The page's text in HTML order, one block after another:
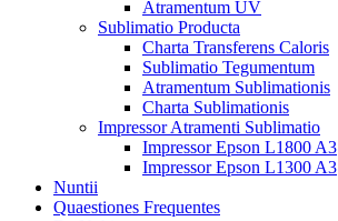
Atramentum UV
Sublimatio Producta
Charta Transferens Caloris
Sublimatio Tegumentum
Atramentum Sublimationis
Charta Sublimationis
Impressor Atramenti Sublimatio
Impressor Epson L1800 A3
Impressor Epson L1300 A3
Nuntii
Quaestiones Frequentes